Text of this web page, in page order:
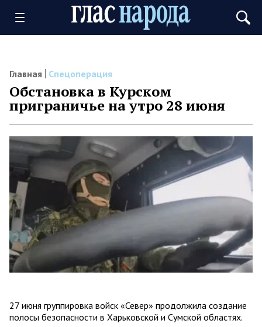
Главная Спецоперация
Обстановка в Курском
приграничье на утро 28 июня
27 июня группировка войск «Север» продолжила создание
полосы безопасности в Харьковской и Сумской областях.